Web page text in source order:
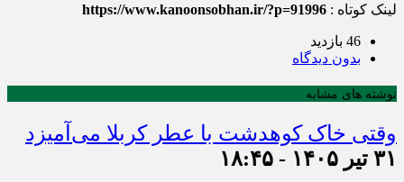
لینک کوتاه : https://www.kanoonsobhan.ir/?p=91996
46 بازدید
بدون دیدگاه
نوشته های مشابه
وقتی خاک کوهدشت با عطر کربلا می‌آمیزد
۳۱ تیر ۱۴۰۵ - ۱۸:۴۵